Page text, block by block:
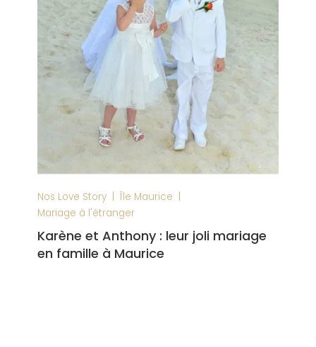
Nos Love Story | Île Maurice |
Mariage à l'étranger
Karène et Anthony : leur joli mariage
en famille à Maurice